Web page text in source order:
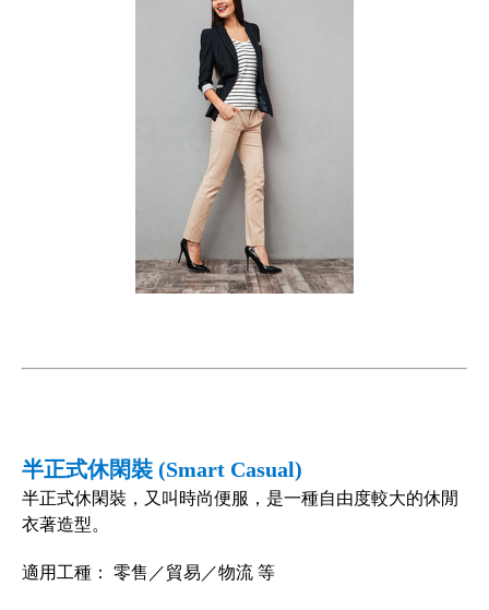
半正式休閑裝 (Smart Casual)
半正式休閑裝，又叫時尚便服，是一種自由度較大的休閒
衣著造型。
適用工種： 零售／貿易／物流 等